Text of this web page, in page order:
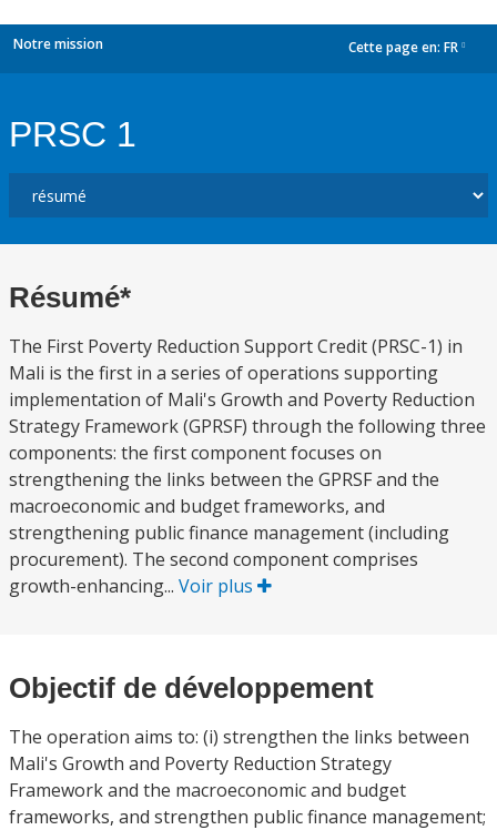
Notre mission Cette page en: FR
PRSC 1
Résumé*
The First Poverty Reduction Support Credit (PRSC-1) in
Mali is the first in a series of operations supporting
implementation of Mali's Growth and Poverty Reduction
Strategy Framework (GPRSF) through the following three
components: the first component focuses on
strengthening the links between the GPRSF and the
macroeconomic and budget frameworks, and
strengthening public finance management (including
procurement). The second component comprises
growth-enhancing... Voir plus
Objectif de développement
The operation aims to: (i) strengthen the links between
Mali's Growth and Poverty Reduction Strategy
Framework and the macroeconomic and budget
frameworks, and strengthen public finance management;